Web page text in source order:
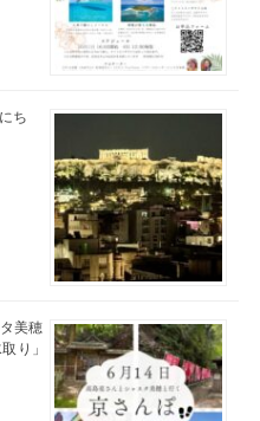
ち
美穂
り」